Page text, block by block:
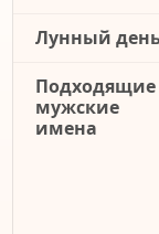
Лунный
Подходящие
мужские
имена